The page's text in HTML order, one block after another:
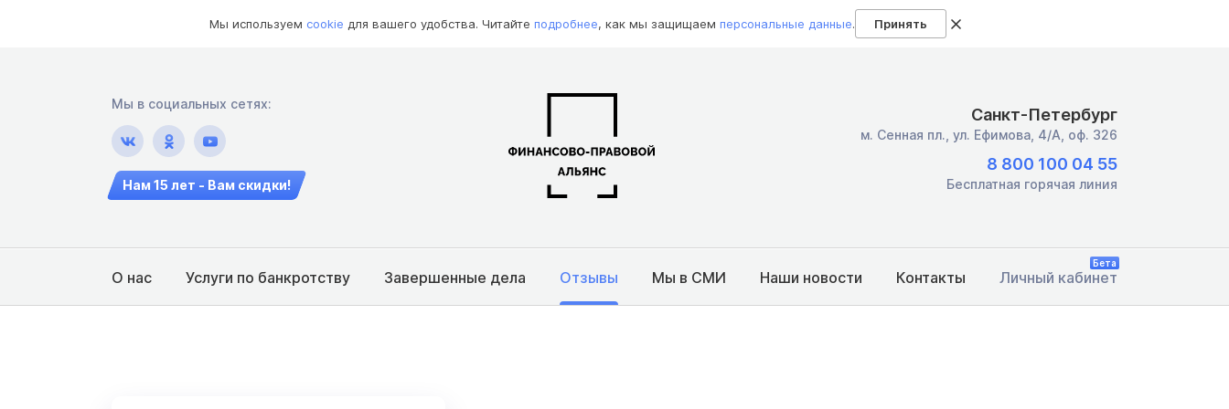
Мы используем cookie для вашего удобства. Читайте подробнее, как мы защищаем персональные данные. Принять
Мы в социальных сетях:
Нам 15 лет - Вам скидки!
Санкт-Петербург
м. Сенная пл., ул. Ефимова, 4/А, оф. 326
8 800 100 04 55
Бесплатная горячая линия
О нас Услуги по банкротству Завершенные дела Отзывы Мы в СМИ Наши новости Контакты Личный кабинет
Бета